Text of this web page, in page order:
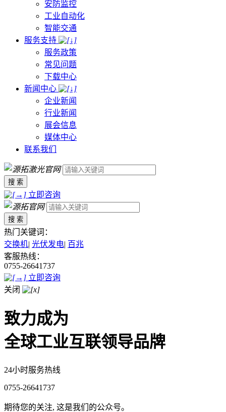
安防监控
工业自动化
智能交通
服务支持
服务政策
常见问题
下载中心
新闻中心
企业新闻
行业新闻
展会信息
媒体中心
联系我们
搜 索
立即咨询
搜 索
热门关键词：
交换机| 光伏发电| 百兆
客服热线：
0755-26641737
立即咨询
关闭
致力成为
全球工业互联领导品牌
24小时服务热线
0755-26641737
期待您的关注, 这是我们的公众号。